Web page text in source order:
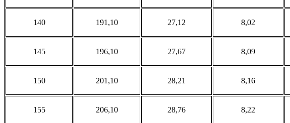
140 191,10 27,12 8,02
145 196,10 27,67 8,09
150 201,10 28,21 8,16
155 206,10 28,76 8,22